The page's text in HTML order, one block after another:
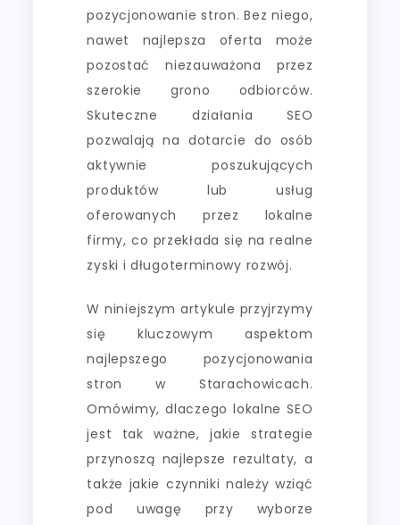
pozycjonowanie stron. Bez niego,
nawet najlepsza oferta może
pozostać niezauważona przez
szerokie grono odbiorców.
Skuteczne działania SEO
pozwalają na dotarcie do osób
aktywnie poszukujących
produktów lub usług
oferowanych przez lokalne
firmy, co przekłada się na realne
zyski i długoterminowy rozwój.
W niniejszym artykule przyjrzymy
się kluczowym aspektom
najlepszego pozycjonowania
stron w Starachowicach.
Omówimy, dlaczego lokalne SEO
jest tak ważne, jakie strategie
przynoszą najlepsze rezultaty, a
także jakie czynniki należy wziąć
pod uwagę przy wyborze